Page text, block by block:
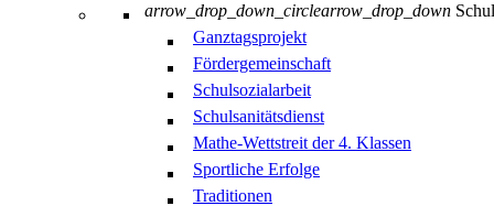
arrow_drop_down_circlearrow_drop_down
Ganztagsprojekt
Fördergemeinschaft
Schulsozialarbeit
Schulsanitätsdienst
Mathe-Wettstreit der 4. Klassen
Sportliche Erfolge
Traditionen